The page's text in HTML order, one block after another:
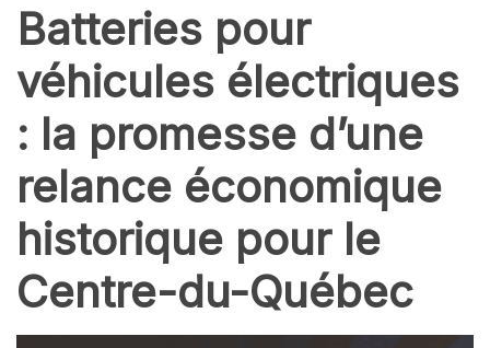
Batteries pour
véhicules électriques
: la promesse d’une
relance économique
historique pour le
Centre-du-Québec